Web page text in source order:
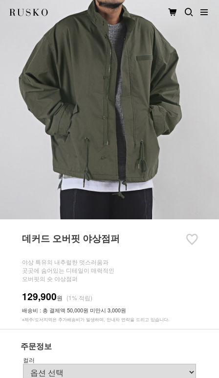
데커드 오버핏 야상점퍼
야상 특유의 내추럴한 멋스러움과
곳곳에 숨어있는 디테일이 매력적인
오버핏의 숏 야상점퍼
129,900원 (1% 적립)
배송비 : 총 결제액 50,000원 미만시 3,000원
※제주/도서지역은 추가배송비가 발생하며, 안내차 연락을 드리고 있습니다.
주문정보
컬러